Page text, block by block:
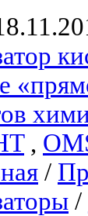
,
/
/